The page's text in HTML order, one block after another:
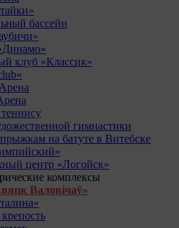
бассейн
клуб «Классик»
гимнастики
на батуте в Витебске
центр «Логойск»
комплексы
Валовічаў»
крепость